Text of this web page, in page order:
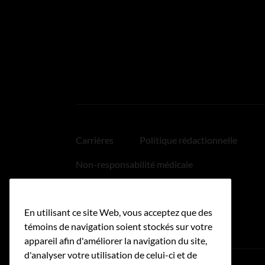
Carrières Politique rédactionnelle
Non-responsabilité médicale
Accessibilité
En utilisant ce site Web, vous acceptez que des
témoins de navigation soient stockés sur votre
appareil afin d'améliorer la navigation du site,
d'analyser votre utilisation de celui-ci et de